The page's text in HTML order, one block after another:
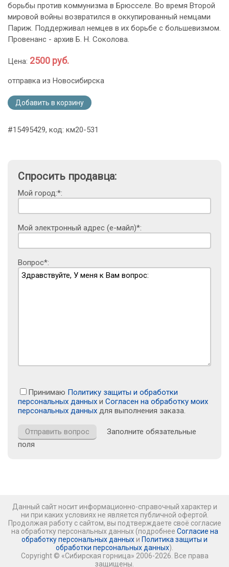
борьбы против коммунизма в Брюсселе. Во время Второй
мировой войны возвратился в оккупированный немцами
Париж. Поддерживал немцев в их борьбе с большевизмом.
Провенанс - архив Б. Н. Соколова.
Цена: 2500 руб.
отправка из Новосибирска
Добавить в корзину
#15495429, код: км20-531
Спросить продавца:
Мой город:*:
Мой электронный адрес (е-майл)*:
Вопрос*:
Принимаю Политику защиты и обработки
персональных данных и Согласен на обработку моих
персональных данных для выполнения заказа.
Заполните обязательные
поля
Данный сайт носит информационно-справочный характер и
ни при каких условиях не является публичной офертой.
Продолжая работу с сайтом, вы подтверждаете своё согласие
на обработку персональных данных (подробнее Согласие на
обработку персональных данных и Политика защиты и
обработки персональных данных).
Copyright © «Сибирская горница» 2006-2026. Все права
защищены.